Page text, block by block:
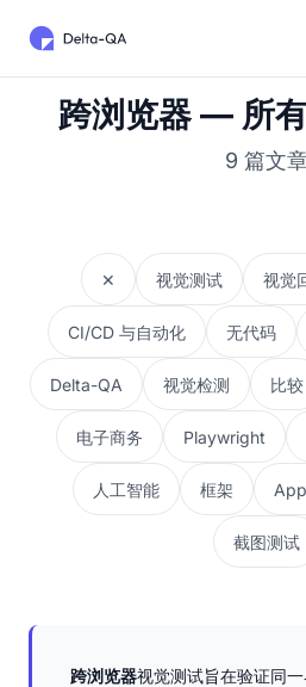
跨浏览器 — 所
9 篇文
✕ 视觉测试 视觉
CI/CD 与自动化 无代码
Delta-QA 视觉检测 比较
电子商务 Playwright
人工智能 框架
截图测试
跨浏览器视觉测试旨在验证同